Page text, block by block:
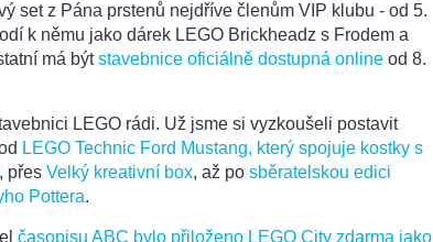
set z Pána prstenů nejdříve členům VIP klubu - od 5.
k němu jako dárek LEGO Brickheadz s Frodem a
má býtstavebnice oficiálně dostupná online od 8.
LEGO rádi. Už jsme si vyzkoušeli postavit
LEGO Technic Ford Mustang, který spojuje kostky s
, přes Velký kreativní box, až po sběratelskou edici
Pottera.
časopisu ABC bylo přiloženo LEGO City zdarma jako